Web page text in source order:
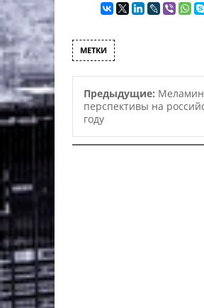
МЕТКИ
Предыдущие:
перспективы на
году